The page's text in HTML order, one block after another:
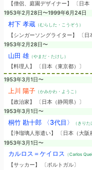
【僧侶、庭園デザイナー】 〔日本
1953年2月28日〜1999年6月24日
村下 孝蔵（むらした・こうぞう）
【シンガーソングライター】 〔日
1953年2月28日〜
山田 雄（やまだ・たけし）
【料理人】 〔日本（東京都）〕
1953年3月1日〜
上川 陽子（かみかわ・ようこ）
【政治家】 〔日本（静岡県）〕
1953年3月1日〜
桐竹 勘十郎 〈3代目〉 （きり
【浄瑠璃人形遣い】 〔日本（大阪
1953年3月1日〜
カルロス＝ケイロス （Carlos
【サッカー】 〔ポルトガル〕